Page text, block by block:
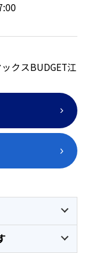
クスBUDGET江